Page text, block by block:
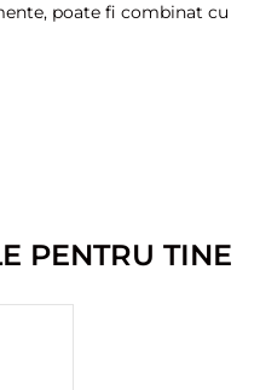
poate fi combinat cu
PENTRU TINE